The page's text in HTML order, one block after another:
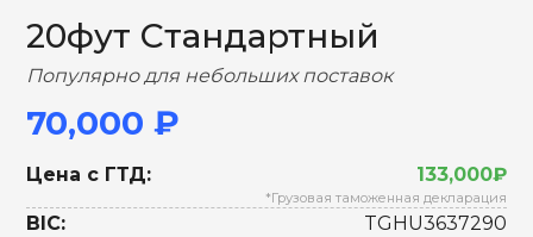
20фут Стандартный
Популярно для небольших поставок
70,000 ₽
Цена с ГТД: 133,000₽
*Грузовая таможенная декларация
BIC:
TGHU3637290